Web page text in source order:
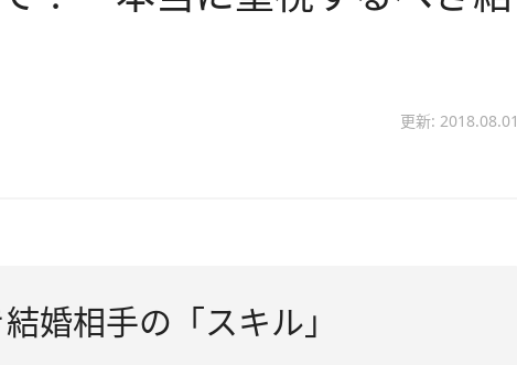
更新: 2018.08.01
婚相手の「スキル」